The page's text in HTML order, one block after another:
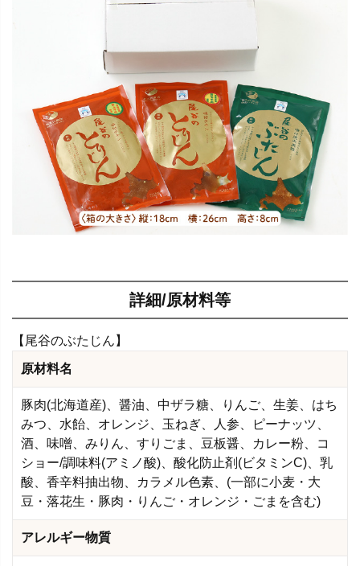
詳細/原材料等
【尾谷のぶたじん】
原材料名
豚肉(北海道産)、醤油、中ザラ糖、りんご、生姜、はち
みつ、水飴、オレンジ、玉ねぎ、人参、ピーナッツ、
酒、味噌、みりん、すりごま、豆板醤、カレー粉、コ
ショー/調味料(アミノ酸)、酸化防止剤(ビタミンC)、乳
酸、香辛料抽出物、カラメル色素、(一部に小麦・大
豆・落花生・豚肉・りんご・オレンジ・ごまを含む)
アレルギー物質